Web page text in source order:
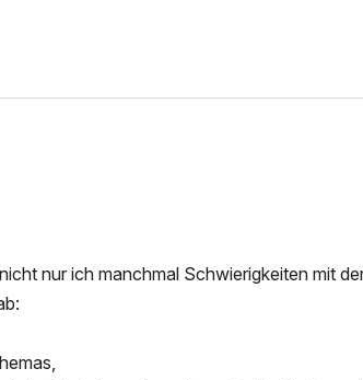
nur ich manchmal Schwierigkeiten mit